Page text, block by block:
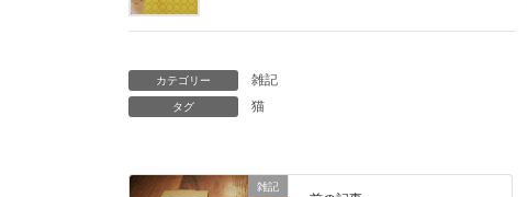
カテゴリー 雑記
タグ 猫
雑記